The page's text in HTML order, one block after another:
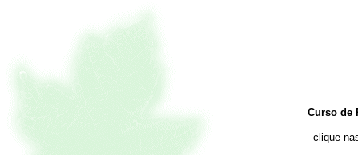
Curso de
clique